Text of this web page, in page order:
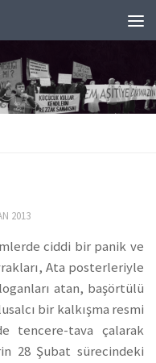
2013
ciddi bir panik ve
Ata posterleriyle
atan, başörtülü
bir kalkışma resmi
tencere-tava çalarak
28 Şubat sürecindeki